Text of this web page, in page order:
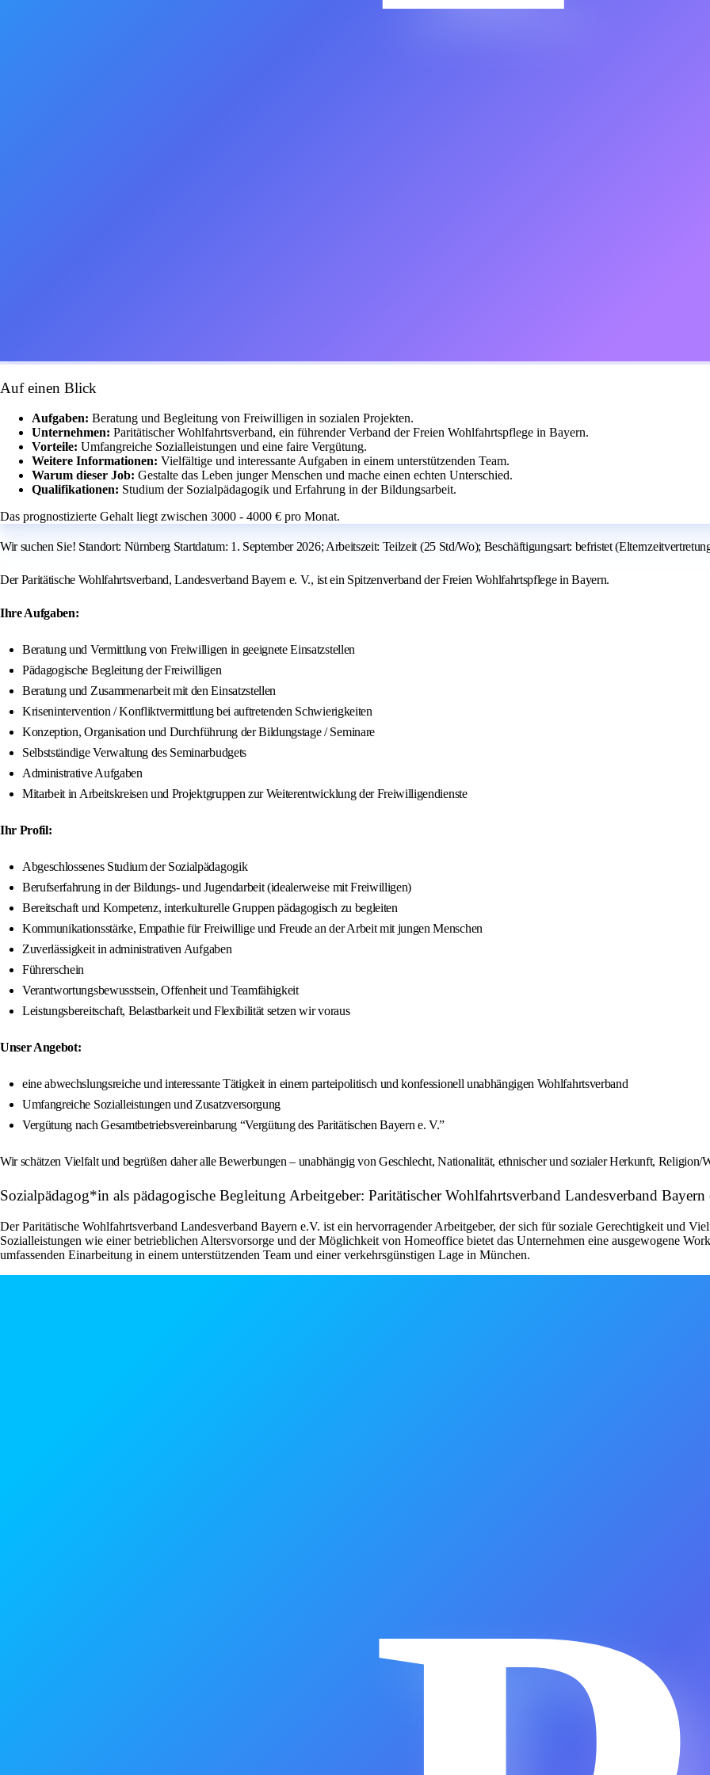
Auf einen Blick
Aufgaben: Beratung und Begleitung von Freiwilligen in sozialen Projekten.
Unternehmen: Paritätischer Wohlfahrtsverband, ein führender Verband der Freien Wohlfahrtspflege in Bayern.
Vorteile: Umfangreiche Sozialleistungen und eine faire Vergütung.
Weitere Informationen: Vielfältige und interessante Aufgaben in einem unterstützenden Team.
Warum dieser Job: Gestalte das Leben junger Menschen und mache einen echten Unterschied.
Qualifikationen: Studium der Sozialpädagogik und Erfahrung in der Bildungsarbeit.
Das prognostizierte Gehalt liegt zwischen 3000 - 4000 € pro Monat.
Wir suchen Sie! Standort: Nürnberg Startdatum: 1. September 2026; Arbeitszeit: Teilzeit (25 Std/Wo); Beschäftigungsart: befristet
Der Paritätische Wohlfahrtsverband, Landesverband Bayern e. V., ist ein Spitzenverband der Freien Wohlfahrtspflege in Bayern.
Ihre Aufgaben:
Beratung und Vermittlung von Freiwilligen in geeignete Einsatzstellen
Pädagogische Begleitung der Freiwilligen
Beratung und Zusammenarbeit mit den Einsatzstellen
Krisenintervention / Konfliktvermittlung bei auftretenden Schwierigkeiten
Konzeption, Organisation und Durchführung der Bildungstage / Seminare
Selbstständige Verwaltung des Seminarbudgets
Administrative Aufgaben
Mitarbeit in Arbeitskreisen und Projektgruppen zur Weiterentwicklung der Freiwilligendienste
Ihr Profil:
Abgeschlossenes Studium der Sozialpädagogik
Berufserfahrung in der Bildungs- und Jugendarbeit (idealerweise mit Freiwilligen)
Bereitschaft und Kompetenz, interkulturelle Gruppen pädagogisch zu begleiten
Kommunikationsstärke, Empathie für Freiwillige und Freude an der Arbeit mit jungen Menschen
Zuverlässigkeit in administrativen Aufgaben
Führerschein
Verantwortungsbewusstsein, Offenheit und Teamfähigkeit
Leistungsbereitschaft, Belastbarkeit und Flexibilität setzen wir voraus
Unser Angebot:
eine abwechslungsreiche und interessante Tätigkeit in einem parteipolitisch und konfessionell unabhängigen Wohlfahrtsverband
Umfangreiche Sozialleistungen und Zusatzversorgung
Vergütung nach Gesamtbetriebsvereinbarung “Vergütung des Paritätischen Bayern e. V.”
Wir schätzen Vielfalt und begrüßen daher alle Bewerbungen – unabhängig von Geschlecht, Nationalität, ethnischer und sozialer Herkunft,
Sozialpädagog*in als pädagogische Begleitung Arbeitgeber: Paritätischer Wohlfahrtsverband Landesverband Bayern
Der Paritätische Wohlfahrtsverband Landesverband Bayern e.V. ist ein hervorragender Arbeitgeber, der sich für soziale Gerechtigkeit und
Sozialleistungen wie einer betrieblichen Altersvorsorge und der Möglichkeit von Homeoffice bietet das Unternehmen eine ausgewogene
umfassenden Einarbeitung in einem unterstützenden Team und einer verkehrsgünstigen Lage in München.